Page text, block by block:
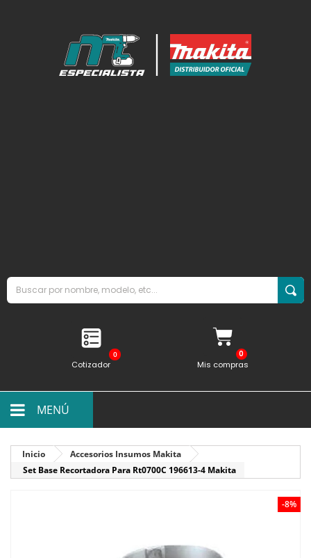
0
Cotizador Mis compras
MENÚ
Inicio
Accesorios Insumos Makita
Set Base Recortadora Para Rt0700C 196613-4 Makita
-8%